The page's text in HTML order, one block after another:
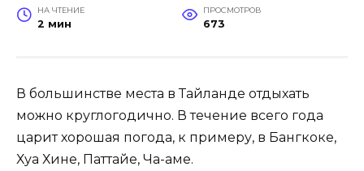
НА ЧТЕНИЕ
2 мин
ПРОСМОТРОВ
673
В большинстве места в Тайланде отдыхать
можно круглогодично. В течение всего года
царит хорошая погода, к примеру, в Бангкоке,
Хуа Хине, Паттайе, Ча-аме.